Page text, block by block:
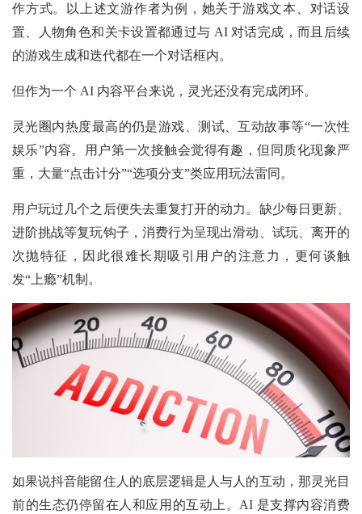
作方式。以上述文游作者为例，她关于游戏文本、对话设
置、人物角色和关卡设置都通过与 AI 对话完成，而且后续
的游戏生成和迭代都在一个对话框内。
但作为一个 AI 内容平台来说，灵光还没有完成闭环。
灵光圈内热度最高的仍是游戏、测试、互动故事等“一次性
娱乐”内容。用户第一次接触会觉得有趣，但同质化现象严
重，大量“点击计分”“选项分支”类应用玩法雷同。
用户玩过几个之后便失去重复打开的动力。缺少每日更新、
进阶挑战等复玩钩子，消费行为呈现出滑动、试玩、离开的
次抛特征，因此很难长期吸引用户的注意力，更何谈触
发“上瘾”机制。
如果说抖音能留住人的底层逻辑是人与人的互动，那灵光目
前的生态仍停留在人和应用的互动上。AI 是支撑内容消费